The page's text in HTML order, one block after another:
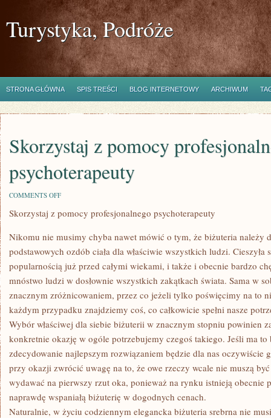
Turystyka, Podróże
STRONA GŁÓWNA SPIS TREŚCI BLOG INTERNETOWY ARCHIWUM
Skorzystaj z pomocy
psychoterapeuty
COMMENTS OFFON
Z
POMOCY
PSYCHOTERAPEUTY
Skorzystaj z pomocy profesjonalnego psychoterapeuty
Nikomu nie musimy chyba nawet mówić o tym, że biżuteria należy
podstawowych ozdób ciała dla właściwie wszystkich ludzi. Cieszyła
popularnością już przed całymi wiekami, i także i obecnie bardzo
mnóstwo ludzi w dosłownie wszystkich zakątkach świata. Sama w
znacznym zróżnicowaniem, przez co jeżeli tylko poświęcimy na to
każdym przypadku znajdziemy coś, co całkowicie spełni nasze
Wybór właściwej dla siebie biżuterii w znacznym stopniu powinien
konkretnie okazję w ogóle potrzebujemy czegoś takiego. Jeśli ma
zdecydowanie najlepszym rozwiązaniem będzie dla nas oczywiście
przy okazji zwrócić uwagę na to, że owe rzeczy wcale nie muszą
wydawać na pierwszy rzut oka, ponieważ na rynku istnieją obecnie
naprawdę wspaniałą biżuterię w dogodnych cenach.
Naturalnie, w życiu codziennym elegancka biżuteria srebrna nie